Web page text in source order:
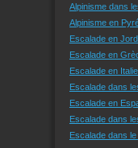
Alpinisme dans
Alpinisme en
Escalade en
Escalade en
Escalade en Italie
Escalade dans
Escalade en
Escalade dans
Escalade dans